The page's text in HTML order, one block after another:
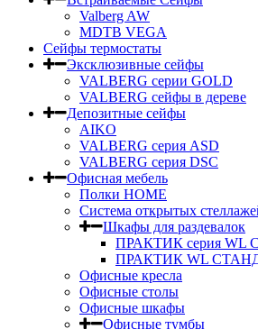
Valberg AW
MDTB VEGA
Сейфы термостаты
Эксклюзивные сейфы
VALBERG серии GOLD
VALBERG сейфы в дереве
Депозитные сейфы
AIKO
VALBERG серия ASD
VALBERG серия DSC
Офисная мебель
Полки HOME
Система открытых
Шкафы для раздевалок
ПРАКТИК серия
ПРАКТИК WL
Офисные кресла
Офисные столы
Офисные шкафы
Офисные тумбы